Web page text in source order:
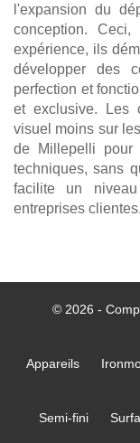
l'expansion du
conception.
expérience, ils
développer des
perfection et
et exclusive. Les
visuel moins sur
de Millepelli pour
techniques, sans
facilite un
entreprises
© 2026 -
Appareils
Semi-fini